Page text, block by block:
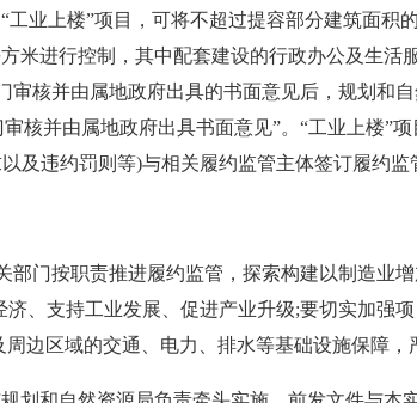
业上楼”项目，可将不超过提容部分建筑面积
米进行控制，其中配套建设的行政办公及生
核并由属地政府出具的书面意见后，规划和
核并由属地政府出具书面意见”。“工业上楼”
及违约罚则等)与相关履约监管主体签订履约监
按职责推进履约监管，探索构建以制造业增
、支持工业发展、促进产业升级;要切实加强
边区域的交通、电力、排水等基础设施保障，